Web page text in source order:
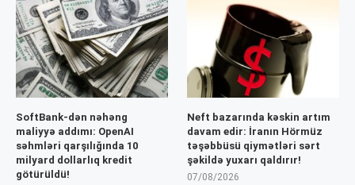
SoftBank-dən nəhəng
maliyyə addımı: OpenAI
səhmləri qarşılığında 10
milyard dollarlıq kredit
götürüldü!
Neft bazarında kəskin artım
davam edir: İranın Hörmüz
təşəbbüsü qiymətləri sərt
şəkildə yuxarı qaldırır!
07/08/2026